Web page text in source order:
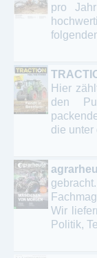
pro
Hier
den
die unter
Wir
Politik,